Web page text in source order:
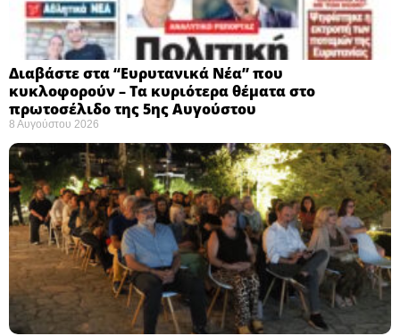
Διαβάστε στα “Ευρυτανικά Νέα” που
κυκλοφορούν – Τα κυριότερα θέματα στο
πρωτοσέλιδο της 5ης Αυγούστου
8 Αυγούστου 2026